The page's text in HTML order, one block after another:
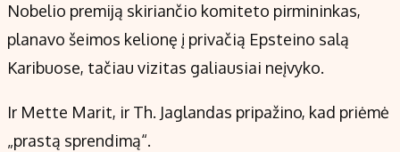
Nobelio premiją skiriančio komiteto pirmininkas,
planavo šeimos kelionę į privačią Epsteino salą
Karibuose, tačiau vizitas galiausiai neįvyko.
Ir Mette Marit, ir Th. Jaglandas pripažino, kad priėmė
„prastą sprendimą“.